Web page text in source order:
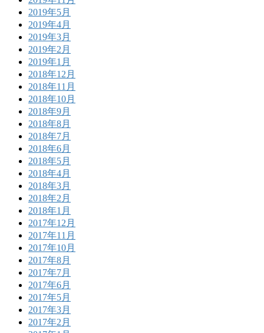
2019年5月
2019年4月
2019年3月
2019年2月
2019年1月
2018年12月
2018年11月
2018年10月
2018年9月
2018年8月
2018年7月
2018年6月
2018年5月
2018年4月
2018年3月
2018年2月
2018年1月
2017年12月
2017年11月
2017年10月
2017年8月
2017年7月
2017年6月
2017年5月
2017年3月
2017年2月